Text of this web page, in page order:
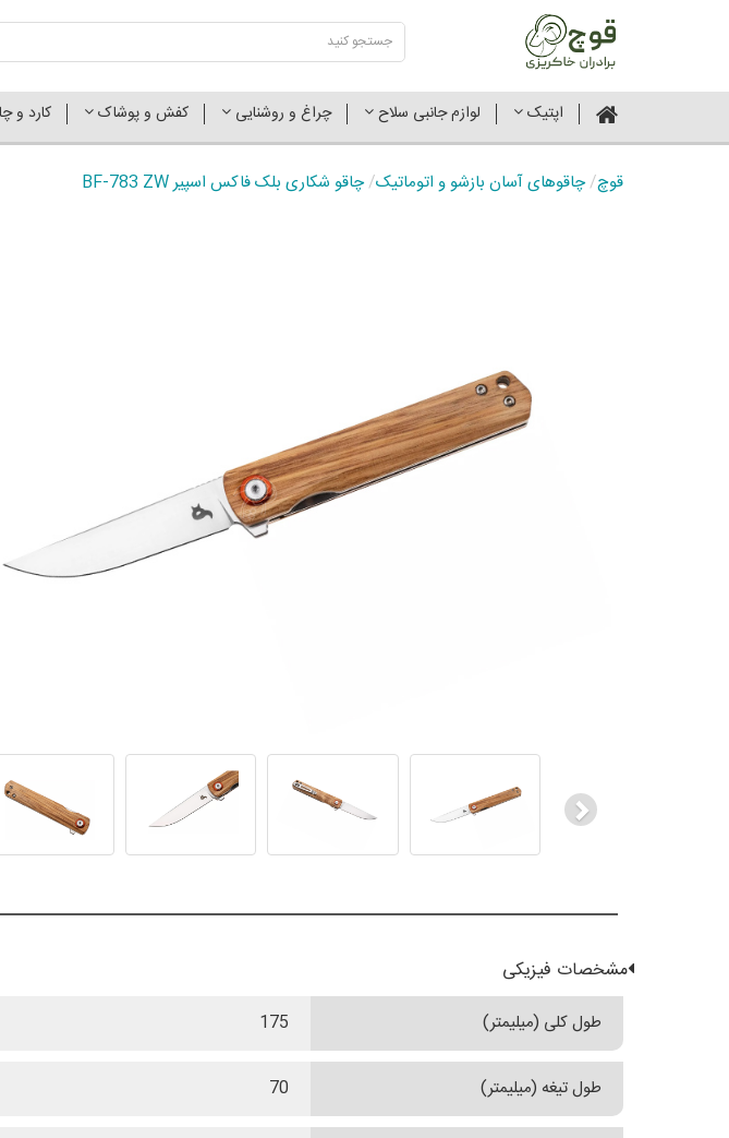
اپتیک لوازم جانبی سلاح چراغ و روشنایی کفش و پوشاک کارد و
قوچ/چاقوهای آسان بازشو و اتوماتیک/چاقو شکاری بلک فاکس اسپیر BF-783 ZW
مشخصات فیزیکی
طول کلی (میلیمتر) 175
طول تیغه (میلیمتر) 70